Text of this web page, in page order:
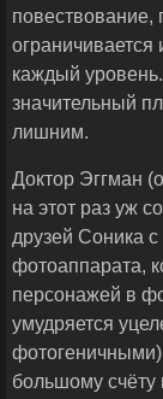
повествование,
ограничивается
каждый
значительный
лишним.
Доктор Эггман
на этот раз уж
друзей Соника
фотоаппарата,
персонажей в
умудряется
большому счёту